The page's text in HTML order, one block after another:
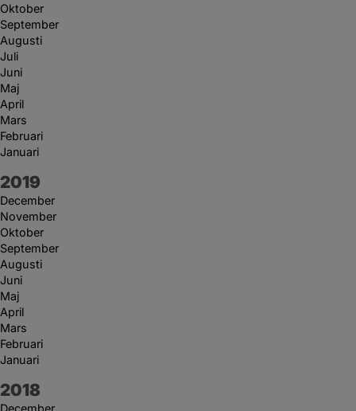
Oktober
September
Augusti
Juli
Juni
Maj
April
Mars
Februari
Januari
År:
2019
December
November
Oktober
September
Augusti
Juni
Maj
April
Mars
Februari
Januari
År:
2018
December